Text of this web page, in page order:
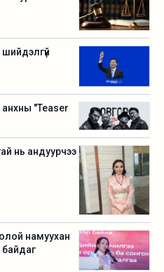
"Teaser
нь андуурчээ
намуухан
байдаг